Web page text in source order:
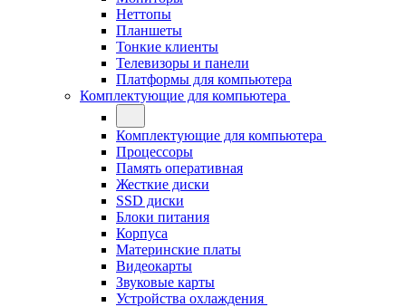
Неттопы
Планшеты
Тонкие клиенты
Телевизоры и панели
Платформы для компьютера
Комплектующие для компьютера
Комплектующие для компьютера
Процессоры
Память оперативная
Жесткие диски
SSD диски
Блоки питания
Корпуса
Материнские платы
Видеокарты
Звуковые карты
Устройства охлаждения